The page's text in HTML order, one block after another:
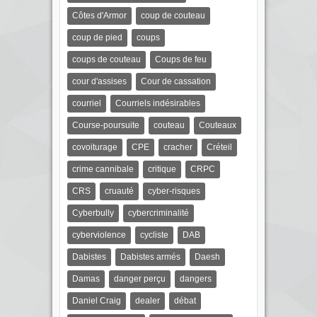
Côtes d'Armor coup de couteau
coup de pied coups
coups de couteau Coups de feu
cour d'assises Cour de cassation
courriel Courriels indésirables
Course-poursuite couteau Couteaux
covoiturage CPE cracher Créteil
crime cannibale critique CRPC
CRS cruauté cyber-risques
Cyberbully cybercriminalité
cyberviolence cycliste DAB
Dabistes Dabistes armés Daesh
Damas danger perçu dangers
Daniel Craig dealer débat